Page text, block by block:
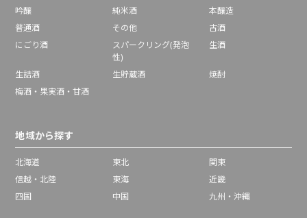
吟醸
純米酒
本醸造
普通酒
その他
古酒
にごり酒
スパークリング(発泡
性)
生酒
生詰酒 生貯蔵酒
焼酎
梅酒・果実酒・甘酒
地域から探す
北海道 東北
関東
信越・北陸
東海
近畿
四国
中国 九州・沖縄